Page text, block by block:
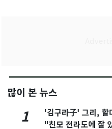
많이 본 뉴스
1
'김구라子' 그리, 할
"친모 전라도에 잘